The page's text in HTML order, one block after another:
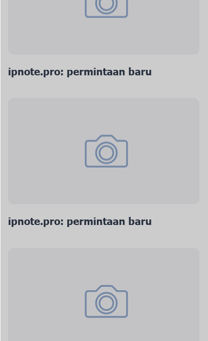
ipnote.pro: permintaan baru
ipnote.pro: permintaan baru